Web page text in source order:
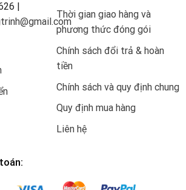
|
Thời gian giao hàng và
phương thức đóng gói
Chính sách đổi trả & hoàn
tiền
Chính sách và quy định chung
Quy định mua hàng
Liên hệ